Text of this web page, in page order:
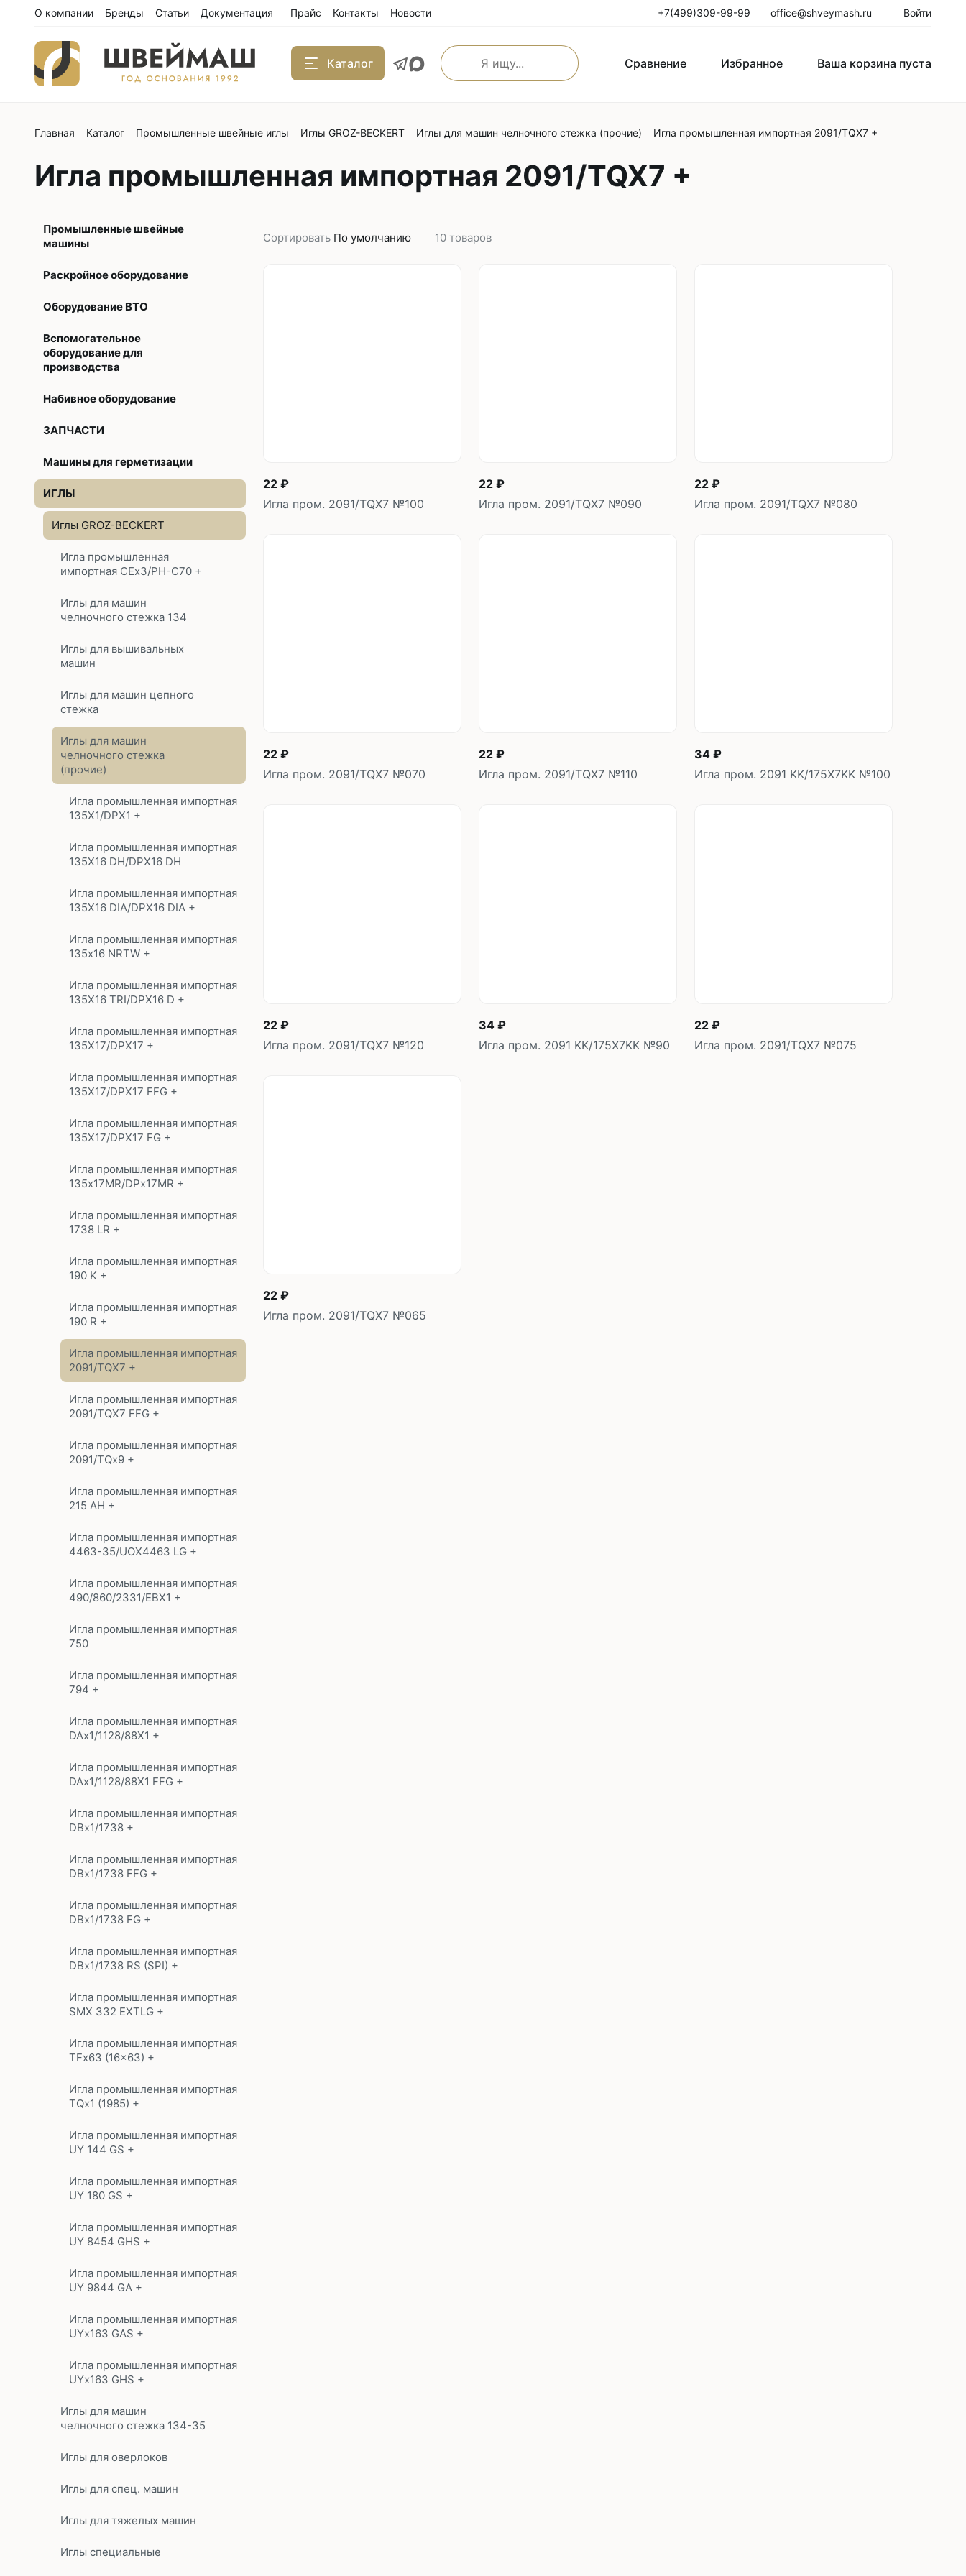
О компании Бренды Статьи Документация Прайс Контакты Новости +7(499)309-99-99 office@shveymash.ru Войти
Каталог Сравнение Избранное Ваша корзина пуста
Одноигольные прямострочные
С нижним транспортером
С нижним и игольным транспортером
С тройным транспортером
Многоигольные машины цепного
стежка
Машины имитации ручного стежка
Оверлоки
Скорняжные швейные машины
Колонковые швейные машины
машины
Главная Каталог Промышленные швейные иглы Иглы GROZ-BECKERT Иглы для машин челночного стежка (прочие) Игла промышленная импортная 2091/TQX7 +
Игла промышленная импортная 2091/TQX7 +
Промышленные швейные
машины
Раскройное оборудование
Оборудование ВТО
Вспомогательное
оборудование для
производства
Набивное оборудование
ЗАПЧАСТИ
Машины для герметизации
ИГЛЫ
Иглы GROZ-BECKERT
Игла промышленная
импортная CEx3/PH-C70 +
Иглы для машин
челночного стежка 134
Иглы для вышивальных
машин
Иглы для машин цепного
стежка
Иглы для машин
челночного стежка
(прочие)
Игла промышленная импортная
135X1/DPX1 +
Игла промышленная импортная
135X16 DH/DPX16 DH
Игла промышленная импортная
135X16 DIA/DPX16 DIA +
Игла промышленная импортная
135x16 NRTW +
Игла промышленная импортная
135X16 TRI/DPX16 D +
Игла промышленная импортная
135X17/DPX17 +
Игла промышленная импортная
135X17/DPX17 FFG +
Игла промышленная импортная
135X17/DPX17 FG +
Игла промышленная импортная
135x17MR/DPx17MR +
Игла промышленная импортная
1738 LR +
Игла промышленная импортная
190 K +
Игла промышленная импортная
190 R +
Игла промышленная импортная
2091/TQX7 +
Игла промышленная импортная
2091/TQX7 FFG +
Игла промышленная импортная
2091/TQx9 +
Игла промышленная импортная
215 AH +
Игла промышленная импортная
4463-35/UOX4463 LG +
Игла промышленная импортная
490/860/2331/EBX1 +
Игла промышленная импортная
750
Игла промышленная импортная
794 +
Игла промышленная импортная
DAx1/1128/88X1 +
Игла промышленная импортная
DAx1/1128/88X1 FFG +
Игла промышленная импортная
DBx1/1738 +
Игла промышленная импортная
DBx1/1738 FFG +
Игла промышленная импортная
DBx1/1738 FG +
Игла промышленная импортная
DBx1/1738 RS (SPI) +
Игла промышленная импортная
SMX 332 EXTLG +
Игла промышленная импортная
TFx63 (16x63) +
Игла промышленная импортная
TQx1 (1985) +
Игла промышленная импортная
UY 144 GS +
Игла промышленная импортная
UY 180 GS +
Игла промышленная импортная
UY 8454 GHS +
Игла промышленная импортная
UY 9844 GA +
Игла промышленная импортная
UYx163 GAS +
Игла промышленная импортная
UYx163 GHS +
Иглы для машин
челночного стежка 134-35
Иглы для оверлоков
Иглы для спец. машин
Иглы для тяжелых машин
Иглы специальные
Сортировать По умолчанию 10 товаров
22 ₽
Игла пром. 2091/TQX7 №100
22 ₽
Игла пром. 2091/TQX7 №090
22 ₽
Игла пром. 2091/TQX7 №080
22 ₽
Игла пром. 2091/TQX7 №070
22 ₽
Игла пром. 2091/TQX7 №110
34 ₽
Игла пром. 2091 KK/175X7KK №100
22 ₽
Игла пром. 2091/TQX7 №120
34 ₽
Игла пром. 2091 KK/175X7KK №90
22 ₽
Игла пром. 2091/TQX7 №075
22 ₽
Игла пром. 2091/TQX7 №065